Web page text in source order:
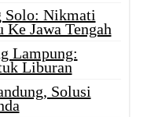
Solo: Nikmati
Ke Jawa Tengah
Lampung:
Liburan
Solusi